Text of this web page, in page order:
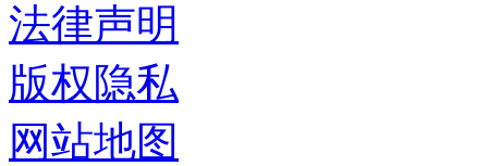
法律声明
版权隐私
网站地图